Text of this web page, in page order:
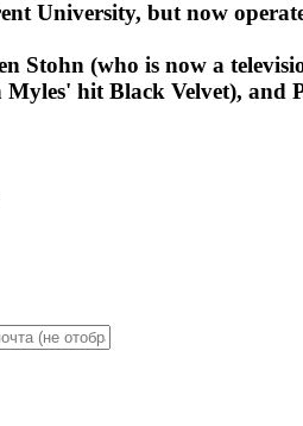
University, but now
Stohn (who is now a
hit Black Velvet), and